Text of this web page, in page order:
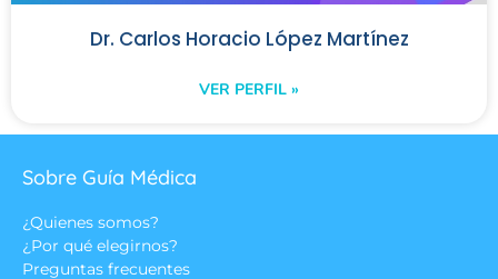
Dr. Carlos Horacio López Martínez
VER PERFIL »
Sobre Guía Médica
¿Quienes somos?
¿Por qué elegirnos?
Preguntas frecuentes